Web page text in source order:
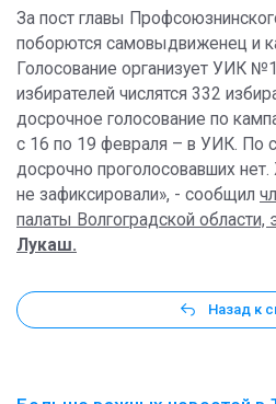
За пост главы
поборются самовыдвиженец и
Голосование организует УИК
избирателей числятся 332
досрочное голосование по
с 16 по 19 февраля – в УИК. По
досрочно проголосовавших
не зафиксировали», - сообщил
палаты Волгоградской
Лукаш.
Назад к